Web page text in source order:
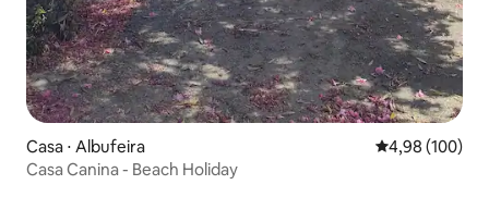
Casa ⋅ Albufeira 4,98 de uma
4,98 (100)
Casa Canina - Beach Holiday